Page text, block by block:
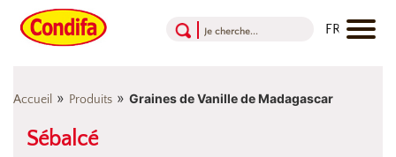
Accueil » Produits » Graines de Vanille de Madagascar
Sébalcé